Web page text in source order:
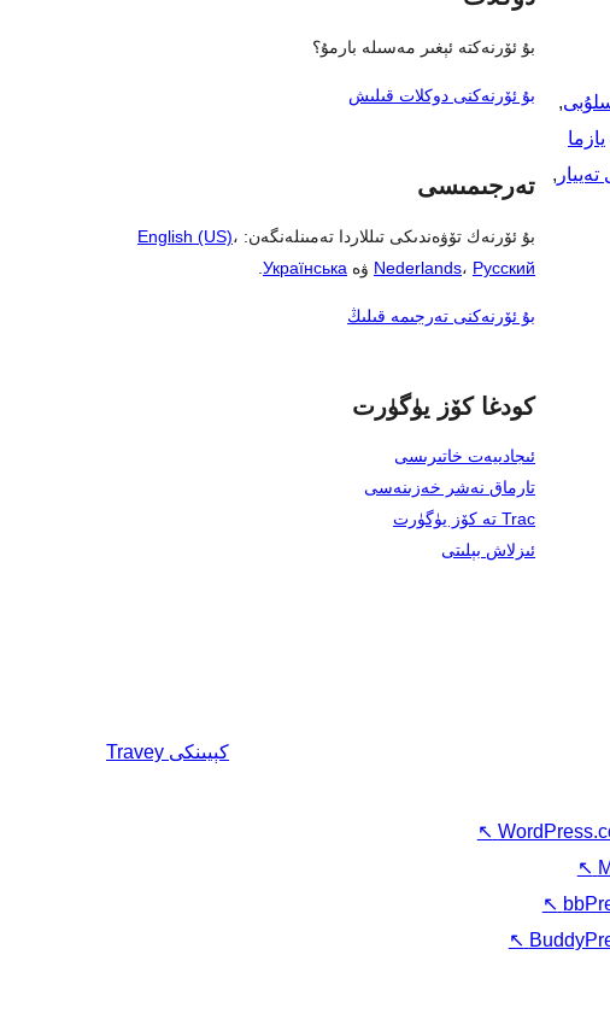
,
يازما
,
بۇ ئۆرنەكتە ئېغىر مەسىلە بارمۇ؟
بۇ ئۆرنەكنى دوكلات قىلىش
تەرجىمىسى
بۇ ئۆرنەك تۆۋەندىكى تىللاردا تەمىنلەنگەن: English (US)،
Nederlands، Русский ۋە Українська
بۇ ئۆرنەكنى تەرجىمە قىلىڭ
كودغا كۆز يۈگۈرت
ئىجادىيەت خاتىرىسى
تارماق نەشر خەزىنەسى
Trac تە كۆز يۈگۈرت
ئىزلاش بېلىتى
كېيىنكى Travey
↖
↖
↖
↖